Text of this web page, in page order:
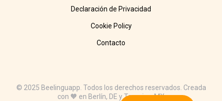
Declaración de Privacidad
Cookie Policy
Contacto
© 2025 Beelinguapp. Todos los derechos reservados. Creada
con 🧡 en Berlín, DE y Tampico, MX